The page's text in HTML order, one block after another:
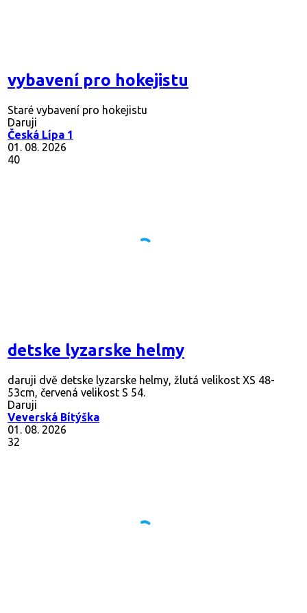
vybavení pro hokejistu
Staré vybavení pro hokejistu
Daruji
Česká Lípa 1
01. 08. 2026
40
detske lyzarske helmy
daruji dvě detske lyzarske helmy, žlutá velikost XS 48-
53cm, červená velikost S 54.
Daruji
Veverská Bítýška
01. 08. 2026
32